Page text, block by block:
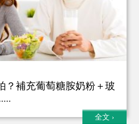
？補充葡萄糖胺奶粉＋玻
全文 ›